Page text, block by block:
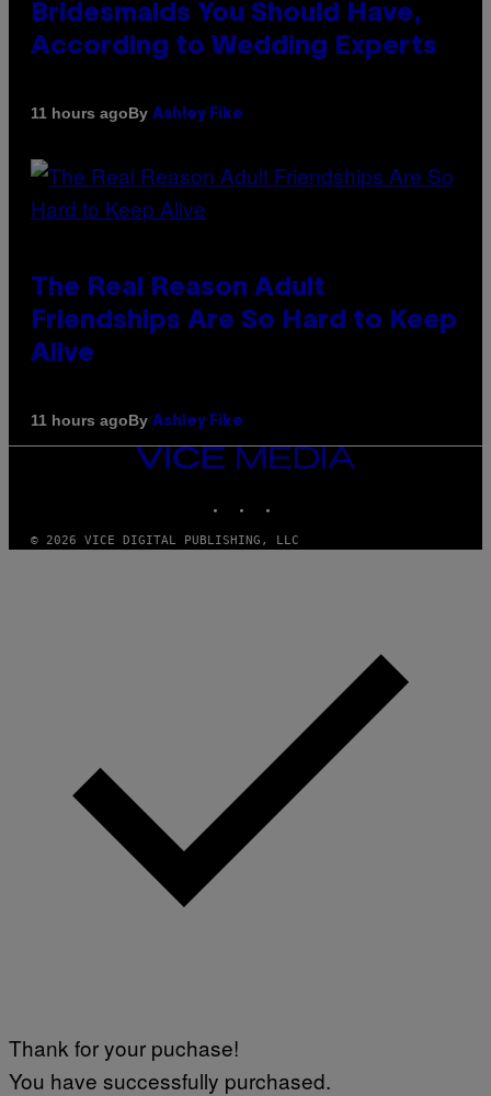
Bridesmaids You Should Have,
According to Wedding Experts
11 hours agoBy Ashley Fike
The Real Reason Adult
Friendships Are So Hard to Keep
Alive
11 hours agoBy Ashley Fike
VICE
MEDIA
© 2026 VICE DIGITAL PUBLISHING, LLC
Thank for your puchase!
You have successfully purchased.